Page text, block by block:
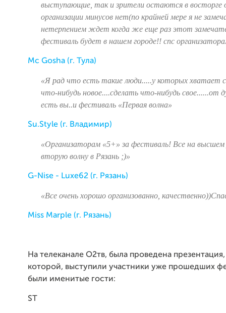
выступающие, так и зрители остаются в восторге
организации минусов нет(по крайней мере я не
нетерпением ждет когда же еще раз этот
фестиваль будет в нашем городе!! спс
Mc Gosha (г. Тула)
«Я рад что есть такие люди.....у которых хватает
что-нибудь новое....сделать что-нибудь свое......от
есть вы..и фестиваль «Первая волна»
Su.Style (г. Владимир)
«Организаторам «5+» за фестиваль! Все на
вторую волну в Рязань ;)»
G-Nise - Luxe62 (г. Рязань)
«Все очень хорошо организованно,
Miss Marple (г. Рязань)
На телеканале O2тв, была проведена
которой, выступили участники уже прошедших
были именитые гости:
ST